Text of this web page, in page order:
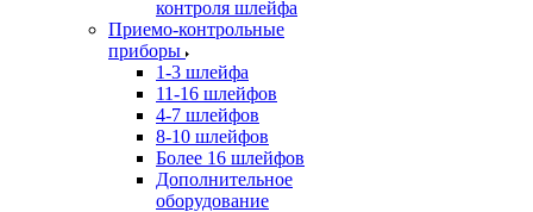
контроля шлейфа
Приемо-контрольные
приборы
1-3 шлейфа
11-16 шлейфов
4-7 шлейфов
8-10 шлейфов
Более 16 шлейфов
Дополнительное
оборудование